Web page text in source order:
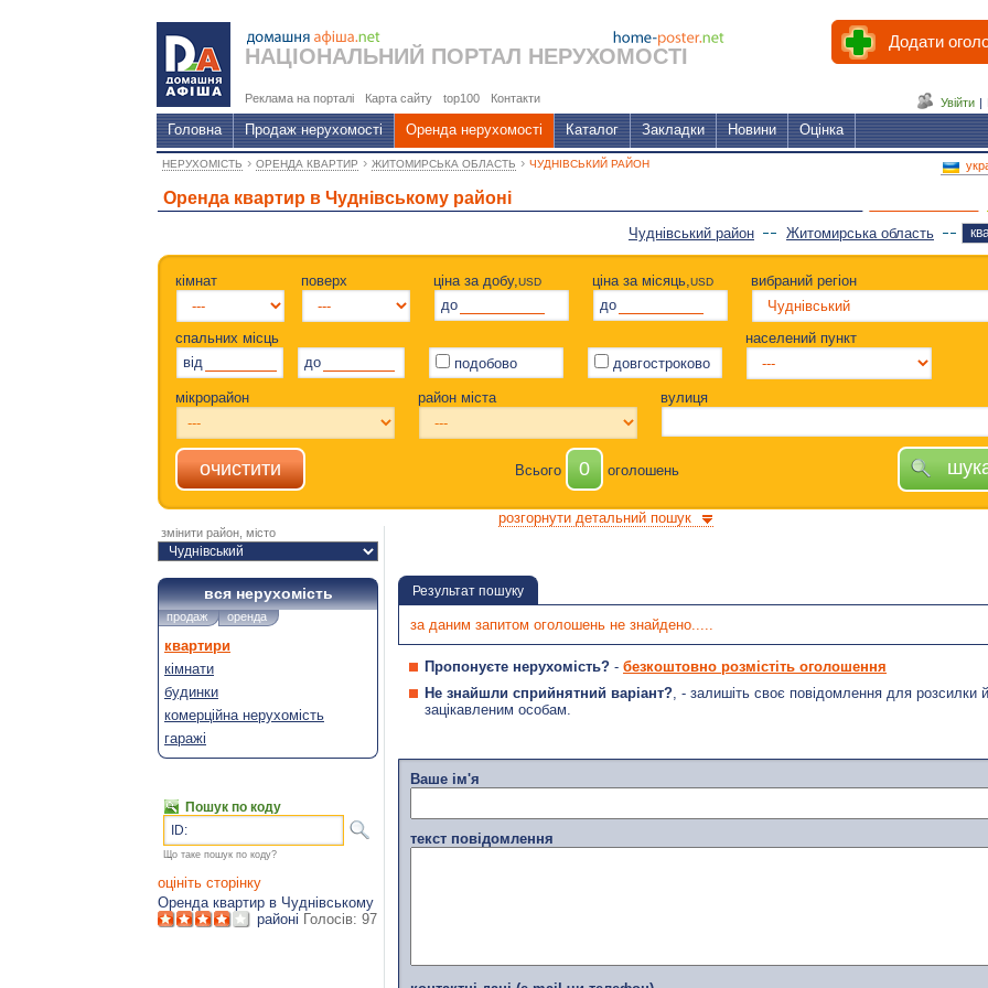
НАЦІОНАЛЬНИЙ ПОРТАЛ НЕРУХОМОСТІ
Додати
Реклама на порталі Карта сайту top100 Контакти Увійти |
Головна Продаж нерухомості Оренда нерухомості Каталог Закладки Новини Оцінка
НЕРУХОМІСТЬ › ОРЕНДА КВАРТИР › ЖИТОМИРСЬКА ОБЛАСТЬ › ЧУДНІВСЬКИЙ РАЙОН
Оренда квартир в Чуднівському районі
Житомирська область
Чуднівський район
кімнат поверх ціна за добу,USD
до
ціна за місяць,USD
до
вибраний регіон
спальних місць
від
до подобово довгостроково
населений пункт
мікрорайон район міста вулиця
Всього 0 оголошень
розгорнути детальний пошук
змінити район, місто
вся нерухомість
продаж оренда
квартири
кімнати
будинки
комерційна нерухомість
гаражі
Пошук по коду
ID:
Що таке пошук по коду?
оцініть сторінку
Оренда квартир в Чуднівському
районі Голосів: 97
Результат пошуку
за даним запитом оголошень не знайдено.....
Пропонуєте нерухомість? - безкоштовно розмістіть оголошення
Не знайшли сприйнятний варіант?, - залишіть своє повідомлення для розсилки
зацікавленим особам.
Ваше ім'я
текст повідомлення